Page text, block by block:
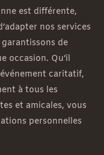
est différente,
nos services
de
occasion. Qu’il
événement caritatif,
à tous les
et amicales, vous
personnelles